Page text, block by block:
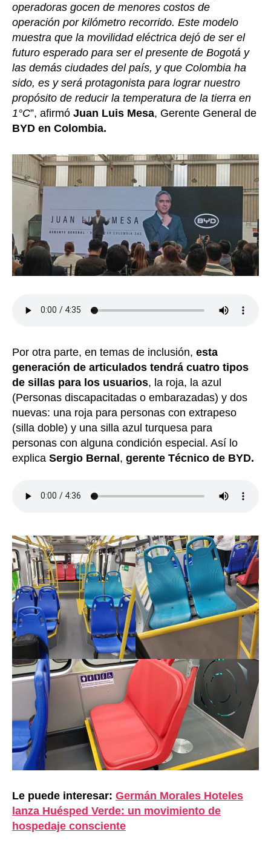
operadoras gocen de menores costos de
operación por kilómetro recorrido. Este modelo
muestra que la movilidad eléctrica dejó de ser el
futuro esperado para ser el presente de Bogotá y
las demás ciudades del país, y que Colombia ha
sido, es y será protagonista para lograr nuestro
propósito de reducir la temperatura de la tierra en
1°C”, afirmó Juan Luis Mesa, Gerente General de
BYD en Colombia.
Por otra parte, en temas de inclusión, esta
generación de articulados tendrá cuatro tipos
de sillas para los usuarios, la roja, la azul
(Personas discapacitadas o embarazadas) y dos
nuevas: una roja para personas con extrapeso
(silla doble) y una silla azul turquesa para
personas con alguna condición especial. Así lo
explica Sergio Bernal , gerente Técnico de BYD.
Le puede interesar: Germán Morales Hoteles
lanza Huésped Verde: un movimiento de
hospedaje consciente